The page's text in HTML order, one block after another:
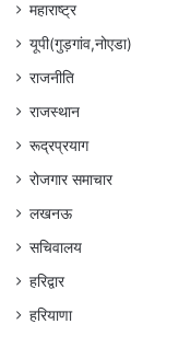
महाराष्ट्र
यूपी(गुड़गांव,नोएडा)
राजनीति
राजस्थान
रूद्रप्रयाग
रोजगार समाचार
लखनऊ
सचिवालय
हरिद्वार
हरियाणा